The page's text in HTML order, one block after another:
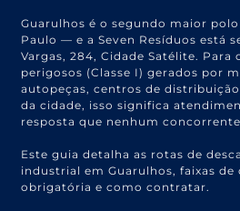
Guarulhos é o segundo maior
Paulo — e a Seven Resíduos está
Vargas, 284, Cidade Satélite. Para
perigosos (Classe I) gerados por
autopeças, centros de
da cidade, isso significa
resposta que nenhum
Este guia detalha as rotas de
industrial em Guarulhos, faixas
obrigatória e como contratar.